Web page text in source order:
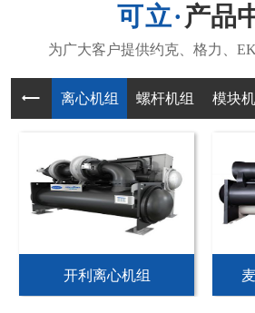
产品
离心机组 螺杆机组 模块
开利离心机组